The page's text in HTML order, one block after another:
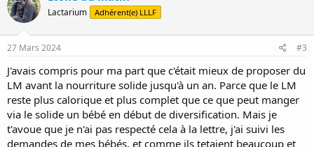
i
o
n
s
Lactarium Adhérent(e) LLLF
27 Mars 2024 #3
J'avais compris pour ma part que c'était mieux de proposer du
LM avant la nourriture solide jusqu'à un an. Parce que le LM
reste plus calorique et plus complet que ce que peut manger
via le solide un bébé en début de diversification. Mais je
t'avoue que je n'ai pas respecté cela à la lettre, j'ai suivi les
demandes de mes bébés, et comme ils tetaient beaucoup et